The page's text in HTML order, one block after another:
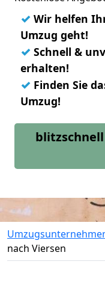
✓ Wir helfen
Umzug geht!
✓ Schnell &
erhalten!
✓ Finden Sie
Umzug!
nach Viersen